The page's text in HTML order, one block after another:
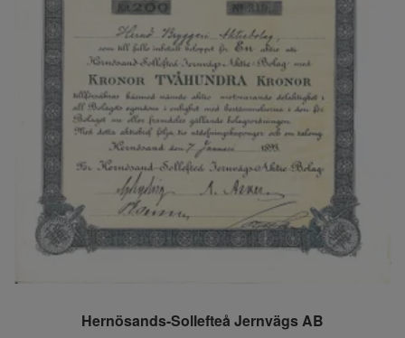
Hernösands-Sollefteå Jernvägs AB